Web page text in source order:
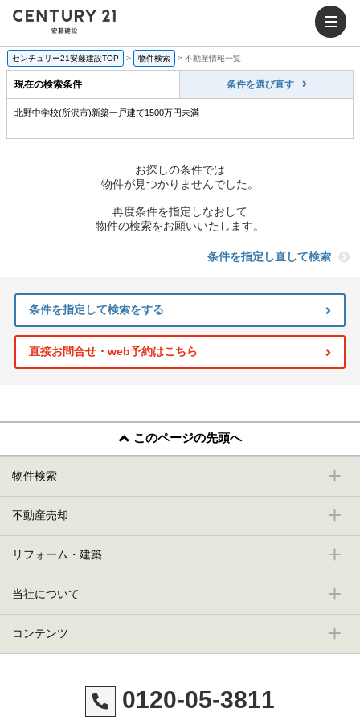
センチュリー21安藤建設TOP > 物件検索 > 不動産情報一覧
現在の検索条件 条件を選び直す
北野中学校(所沢市)新築一戸建て1500万円未満
お探しの条件では
物件が見つかりませんでした。
再度条件を指定しなおして
物件の検索をお願いいたします。
条件を指定し直して検索
条件を指定して検索をする
直接お問合せ・web予約はこちら
このページの先頭へ
物件検索
不動産売却
リフォーム・建築
当社について
コンテンツ
0120-05-3811